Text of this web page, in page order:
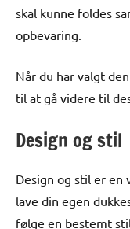
skal kunne foldes
opbevaring.
Når du har valgt
til at gå videre til
Design og stil
Design og stil er
lave din egen
følge en bestemt